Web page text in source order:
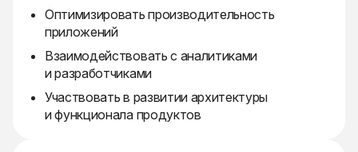
Оптимизировать производительность
приложений
Взаимодействовать с аналитиками
и разработчиками
Участвовать в развитии архитектуры
и функционала продуктов